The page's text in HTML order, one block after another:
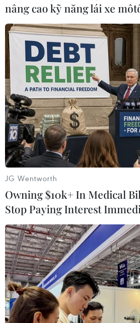
đúng quy định; chủ trì, phối
chính và các đơn vị có liên
ban Nhân dân tỉnh bảo đảm
trang thiết bị, vật tư y tế và
cho Bệnh viện.
Bộ Chỉ huy Quân sự tỉnh phối
thiết lập Bệnh viện dã chiến
hành, điều động nhân lực,
Bệnh viện theo đề nghị của Sở
Sở Tài chính phối hợp với Sở
liên quan tham mưu Ủy ban
trí nguồn kinh phí bảo đảm về
trang thiết bị, vật tư y tế và
viện theo đúng quy định.
[Đoàn cán bộ y tế Hà Nội hỗ
phòng, chống dịch COVID-
Sở Tài nguyên và Môi trường
với Sở Y tế hướng dẫn các
môi trường và xử lý rác thải y
Công an tỉnh chỉ đạo, phân
nâng cao kỹ năng lái xe
JG Wentworth
Owning $10k+ In Medical
Stop Paying Interest